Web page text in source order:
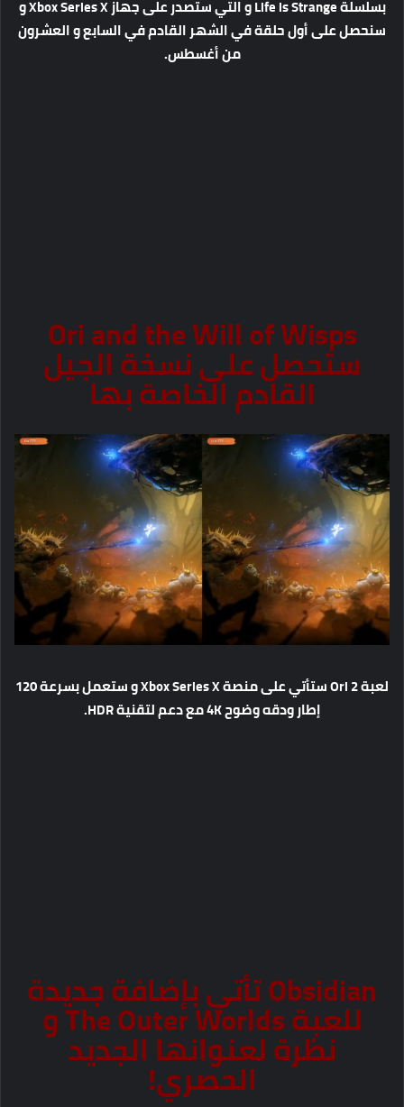
بسلسلة Life is Strange و التي ستصدر على جهاز Xbox Series X و
سنحصل على أول حلقة في الشهر القادم في السابع و العشرون
من أغسطس.
Ori and the Will of Wisps
ستحصل على نسخة الجيل
القادم الخاصة بها
لعبة Ori 2 ستأتي على منصة Xbox Series X و ستعمل بسرعة 120
إطار ودقه وضوح 4K مع دعم لتقنية HDR.
Obsidian تأتي بإضافة جديدة
للعبة The Outer Worlds و
نظرة لعنوانها الجديد
الحصري!